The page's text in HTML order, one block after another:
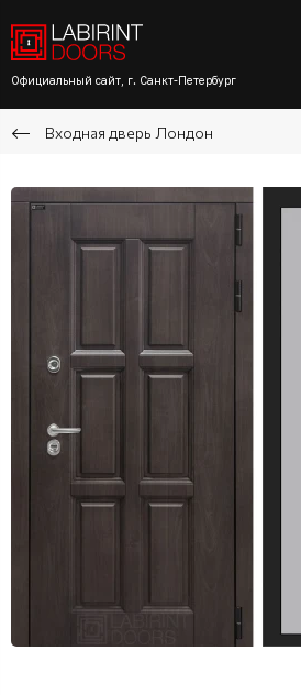
Официальный сайт, г. Санкт-Петербург
Входная дверь Лондон